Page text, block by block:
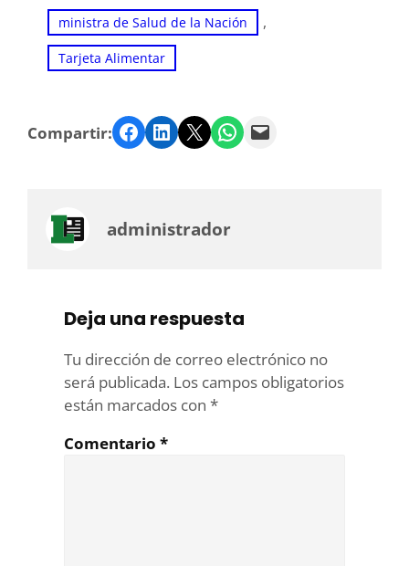
ministra de Salud de la Nación ,
Tarjeta Alimentar
Compartir: Facebook LinkedIn Twitter WhatsApp Email
administrador
Deja una respuesta
Tu dirección de correo electrónico no
será publicada. Los campos obligatorios
están marcados con *
Comentario *